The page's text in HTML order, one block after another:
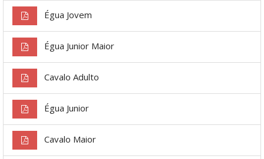
Égua Jovem
Égua Junior Maior
Cavalo Adulto
Égua Junior
Cavalo Maior